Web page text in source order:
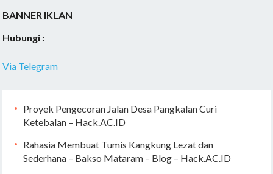
BANNER IKLAN
Hubungi :
Via Telegram
Proyek Pengecoran Jalan Desa Pangkalan Curi
Ketebalan – Hack.AC.ID
Rahasia Membuat Tumis Kangkung Lezat dan
Sederhana – Bakso Mataram – Blog – Hack.AC.ID